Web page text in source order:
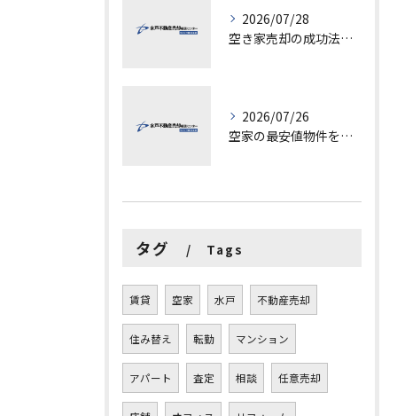
2026/07/28
空き家売却の成功法と注意点
2026/07/26
空家の最安値物件を茨城県水戸市つくば市で探す方法と賢い売却ポイントを徹底解説
タグ Tags
賃貸 空家 水戸 不動産売却
住み替え 転勤 マンション
アパート 査定 相談 任意売却